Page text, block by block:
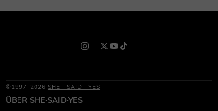
©1997-2026 SHE · SAID · YES
ÜBER SHE·SAID·YES